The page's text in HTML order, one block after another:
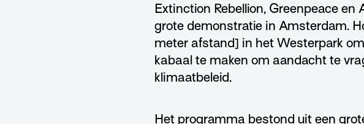
Extinction Rebellion, Greenpeace
grote demonstratie in Amsterdam.
meter afstand] in het Westerpark
kabaal te maken om aandacht te
klimaatbeleid.
Het programma bestond uit een